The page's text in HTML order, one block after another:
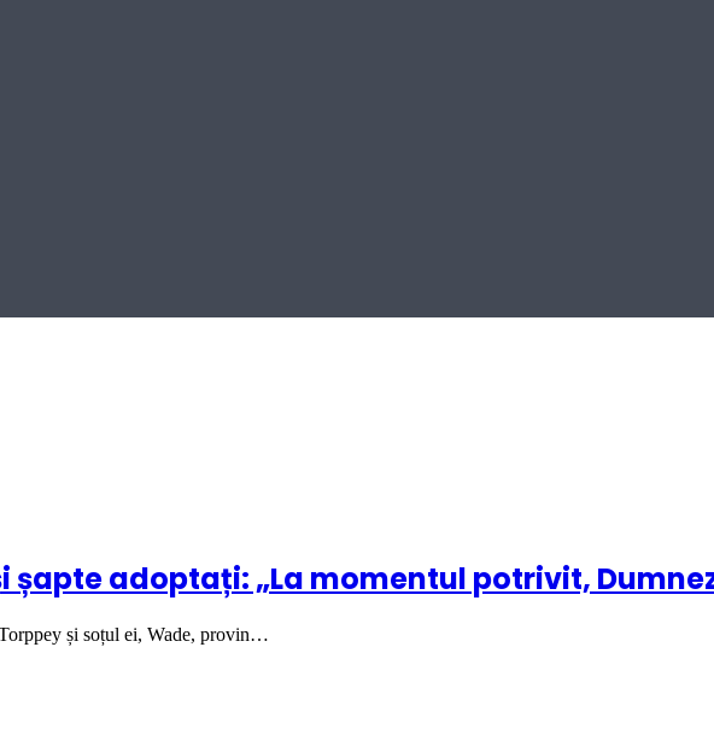
șapte adoptați: „La momentul potrivit,
și soțul ei, Wade, provin…